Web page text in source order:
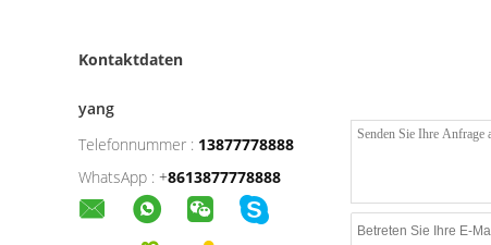
Kontaktdaten
yang
Telefonnummer : 13877778888
WhatsApp : +8613877778888